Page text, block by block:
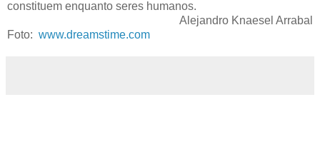
constituem enquanto seres humanos.
Alejandro Knaesel Arrabal
Foto: www.dreamstime.com